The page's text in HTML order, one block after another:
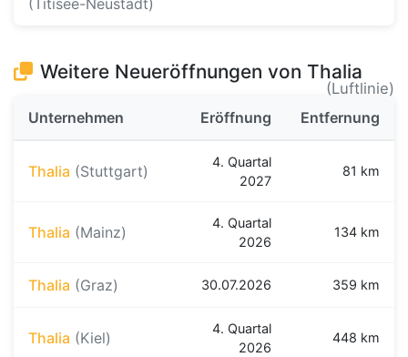
(Titisee-Neustadt)
Weitere Neueröffnungen von Thalia
(Luftlinie)
Unternehmen
Eröffnung Entfernung
Thalia (Stuttgart)
4. Quartal
2027
81 km
Thalia (Mainz)
4. Quartal
2026
134 km
Thalia (Graz) 30.07.2026 359 km
Thalia (Kiel)
4. Quartal
2026
448 km